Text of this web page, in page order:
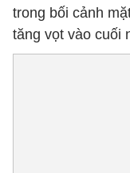
trong bối cảnh
tăng vọt vào cuối